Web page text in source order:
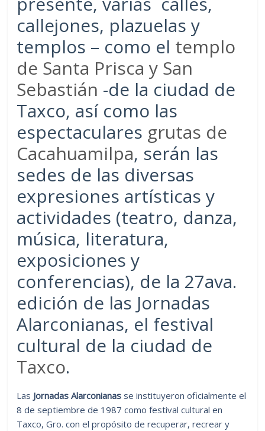
callejones, plazuelas y
templos – como el templo
de Santa Prisca y San
Sebastián -de la ciudad de
Taxco, así como las
espectaculares grutas de
Cacahuamilpa, serán las
sedes de las diversas
expresiones artísticas y
actividades (teatro, danza,
música, literatura,
exposiciones y
conferencias), de la 27ava.
edición de las Jornadas
Alarconianas, el festival
cultural de la ciudad de
Taxco.
Las Jornadas Alarconianas se instituyeron oficialmente el
8 de septiembre de 1987 como festival cultural en
Taxco, Gro. con el propósito de recuperar, recrear y